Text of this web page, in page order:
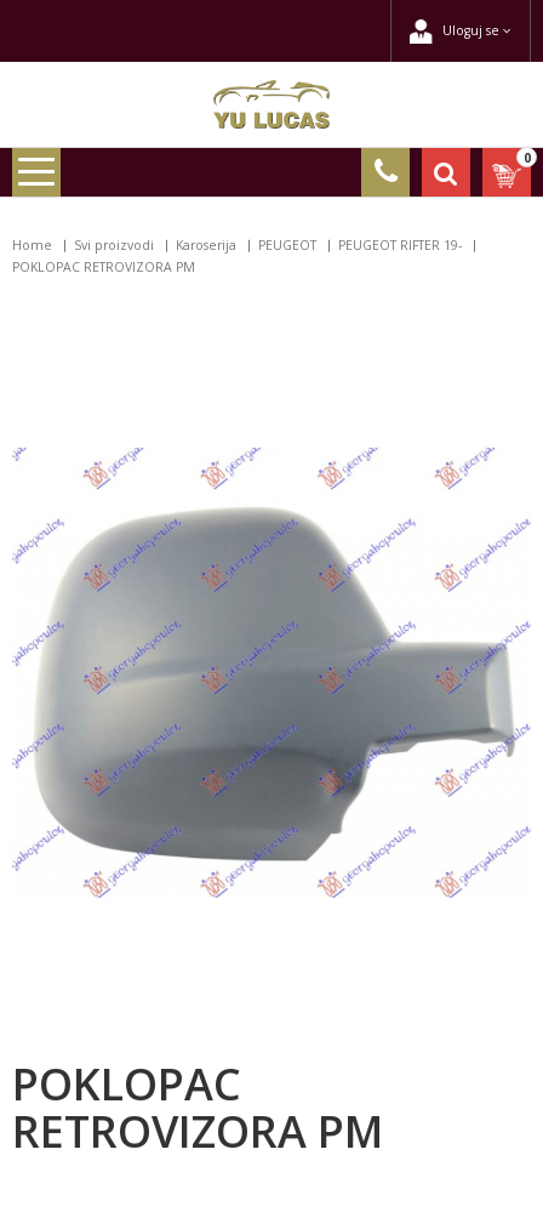
Uloguj se
0
Home Svi proizvodi Karoserija PEUGEOT
PEUGEOT RIFTER 19-
POKLOPAC RETROVIZORA PM
POKLOPAC
RETROVIZORA PM